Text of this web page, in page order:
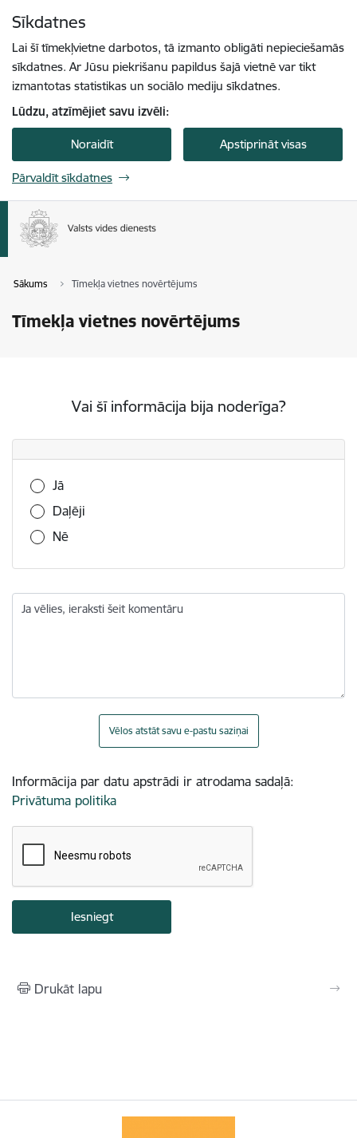
Sīkdatnes
Lai šī tīmekļvietne darbotos, tā izmanto obligāti nepieciešamās
sīkdatnes. Ar Jūsu piekrišanu papildus šajā vietnē var tikt
izmantotas statistikas un sociālo mediju sīkdatnes.
Lūdzu, atzīmējiet savu izvēli:
Noraidīt Apstiprināt visas
Pārvaldīt sīkdatnes
Sākums Tīmekļa vietnes novērtējums
Tīmekļa vietnes novērtējums
Vai šī informācija bija noderīga?
Vai šī informācija bija noderīga?
Jā
Daļēji
Nē
Ja vēlies, ieraksti šeit komentāru
Vēlos atstāt savu e-pastu saziņai
Informācija par datu apstrādi ir atrodama sadaļā:
Privātuma politika
Drukāt lapu